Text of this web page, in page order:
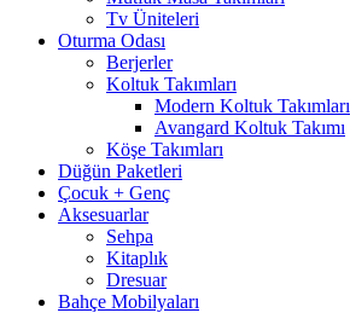
Tv Üniteleri
Oturma Odası
Berjerler
Koltuk Takımları
Modern Koltuk Takımları
Avangard Koltuk Takımı
Köşe Takımları
Düğün Paketleri
Çocuk + Genç
Aksesuarlar
Sehpa
Kitaplık
Dresuar
Bahçe Mobilyaları